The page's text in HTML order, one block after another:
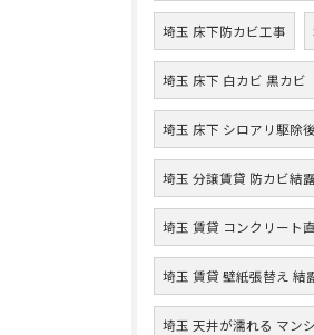
埼玉 床下防カビ工事
埼玉 床下 白カビ 黒カビ
埼玉 床下 シロアリ駆除
埼玉 分譲賃貸 防カビ結
埼玉 賃貸 コンクリート
埼玉 賃貸 壁紙張替え 結
埼玉 天井が濡れる マン